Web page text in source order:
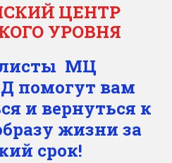
ЦЕНТР
УРОВНЯ
МЦ
помогут вам
и вернуться к
жизни за
срок!